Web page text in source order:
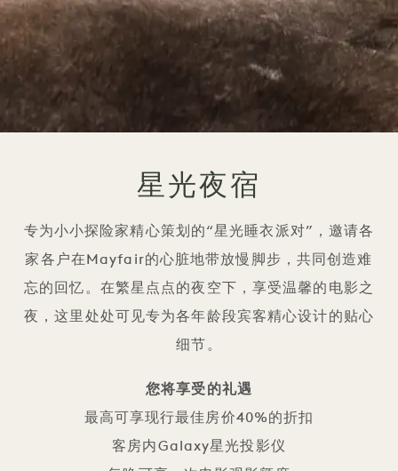
星光夜宿
专为小小探险家精心策划的“星光睡衣派对”，邀请各
家各户在Mayfair的心脏地带放慢脚步，共同创造难
忘的回忆。在繁星点点的夜空下，享受温馨的电影之
夜，这里处处可见专为各年龄段宾客精心设计的贴心
细节。
您将享受的礼遇
最高可享现行最佳房价40%的折扣
客房内Galaxy星光投影仪